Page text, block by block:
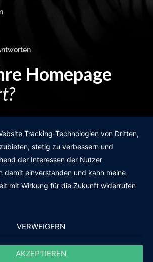
Homepage
WEBSITE-CHECK
des19n.at|iwant@des19n.at
Tracking-Technologien von Dritten,
stetig zu verbessern und
der Interessen der Nutzer
damit einverstanden und kann meine
mit Wirkung für die Zukunft widerrufen
VERWEIGERN
AKZEPTIEREN